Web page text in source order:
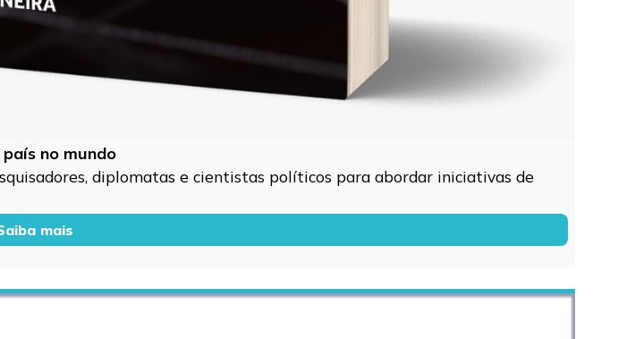
no mundo
diplomatas e cientistas políticos para abordar iniciativas de
mais